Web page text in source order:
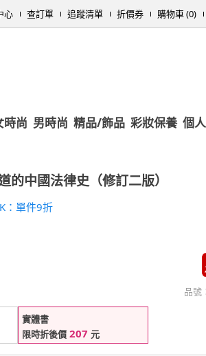
心 查訂單 追蹤清單 折價券 購物車 (0)
時尚 男時尚 精品/飾品 彩妝保養 個
的中國法律史（修訂二版）
：單件9折
品號
實體書
限時折後價 207 元